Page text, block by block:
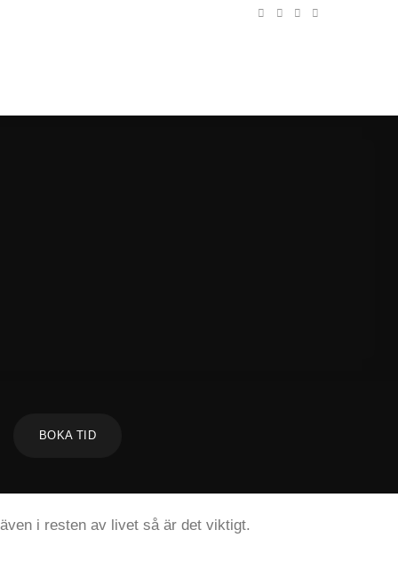
BOKA TID
i resten av livet så är det viktigt.